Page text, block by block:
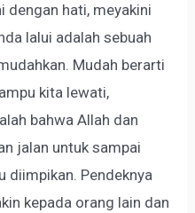
dengan hati, meyakini
lalui adalah sebuah
Mudah berarti
kita lewati,
bahwa Allah dan
jalan untuk sampai
diimpikan. Pendeknya
kepada orang lain dan